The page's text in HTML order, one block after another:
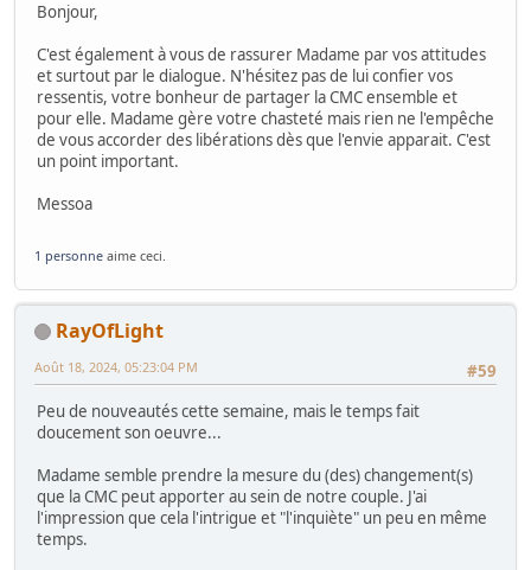
Bonjour,
C'est également à vous de rassurer Madame par vos attitudes
et surtout par le dialogue. N'hésitez pas de lui confier vos
ressentis, votre bonheur de partager la CMC ensemble et
pour elle. Madame gère votre chasteté mais rien ne l'empêche
de vous accorder des libérations dès que l'envie apparait. C'est
un point important.
Messoa
1 personne aime ceci.
RayOfLight
#59
Août 18, 2024, 05:23:04 PM
Peu de nouveautés cette semaine, mais le temps fait
doucement son oeuvre...
Madame semble prendre la mesure du (des) changement(s)
que la CMC peut apporter au sein de notre couple. J'ai
l'impression que cela l'intrigue et "l'inquiète" un peu en même
temps.